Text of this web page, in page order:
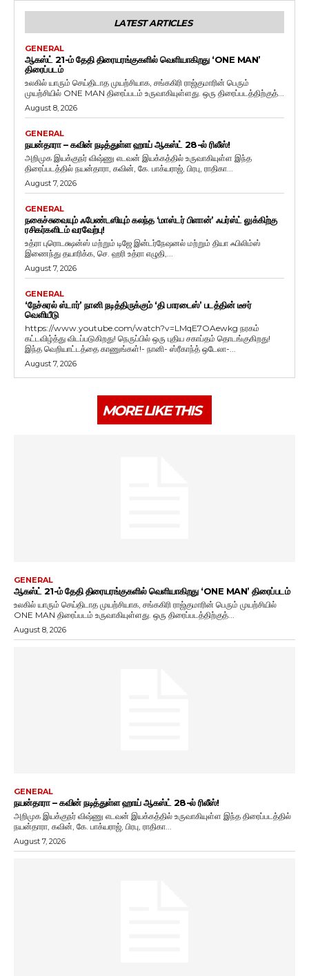
LATEST ARTICLES
GENERAL
ஆகஸ்ட் 21-ம் தேதி திரையரங்குகளில் வெளியாகிறது ‘ONE MAN’
திரைப்படம்
உலகில் யாரும் செய்திடாத முயற்சியாக, சங்ககிரி ராஜ்குமாரின் பெரும்
முயற்சியில் ONE MAN திரைப்படம் உருவாகியுள்ளது. ஒரு திரைப்படத்திற்குத்...
August 8, 2026
GENERAL
நயன்தாரா – கவின் நடித்துள்ள ஹாய் ஆகஸ்ட் 28-ல் ரிலீஸ்!
அறிமுக இயக்குநர் விஷ்ணு எடவன் இயக்கத்தில் உருவாகியுள்ள இந்த
திரைப்படத்தில் நயன்தாரா, கவின், கே. பாக்யராஜ், பிரபு, ராதிகா...
August 7, 2026
GENERAL
நகைச்சுவையும் ஃபேண்டஸியும் கலந்த ‘மாஸ்டர் பிளான்’ ஃபர்ஸ்ட் லுக்கிற்கு
ரசிகர்களிடம் வரவேற்பு!
உத்ரா புரொடக்ஷன்ஸ் மற்றும் டிஜே இன்டர்நேஷனல் மற்றும் தியா ஃபிலிம்ஸ்
இணைந்து தயாரிக்க, செ. ஹரி உத்ரா எழுதி,...
August 7, 2026
GENERAL
‘நேச்சுரல் ஸ்டார்’ நானி நடித்திருக்கும் ‘தி பாரடைஸ்’ படத்தின் டீசர்
வெளியீடு
https://www.youtube.com/watch?v=LMqE7OAewkg நரகம்
கட்டவிழ்த்து விடப்படுகிறது! நெருப்பில் ஒரு புதிய சகாப்தம் தொடங்குகிறது!
இந்த வெறியாட்டத்தை காணுங்கள்!- நானி- ஸ்ரீகாந்த் ஒடேலா-...
August 7, 2026
MORE LIKE THIS
GENERAL
ஆகஸ்ட் 21-ம் தேதி திரையரங்குகளில் வெளியாகிறது ‘ONE MAN’ திரைப்படம்
உலகில் யாரும் செய்திடாத முயற்சியாக, சங்ககிரி ராஜ்குமாரின் பெரும் முயற்சியில்
ONE MAN திரைப்படம் உருவாகியுள்ளது. ஒரு திரைப்படத்திற்குத்...
August 8, 2026
GENERAL
நயன்தாரா – கவின் நடித்துள்ள ஹாய் ஆகஸ்ட் 28-ல் ரிலீஸ்!
அறிமுக இயக்குநர் விஷ்ணு எடவன் இயக்கத்தில் உருவாகியுள்ள இந்த திரைப்படத்தில்
நயன்தாரா, கவின், கே. பாக்யராஜ், பிரபு, ராதிகா...
August 7, 2026